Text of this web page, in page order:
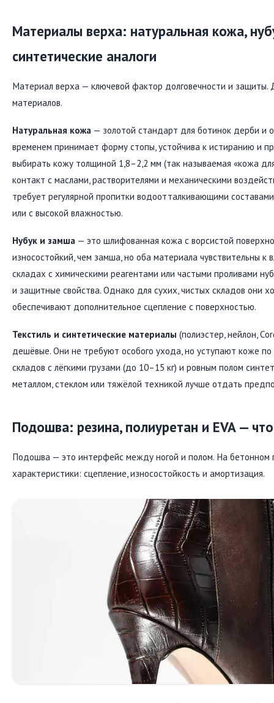
Материалы верха: натуральная кожа,
синтетические аналоги
Материал верха — ключевой фактор долговечности и защиты.
материалов.
Натуральная кожа — золотой стандарт для ботинок дерби и
временем принимает форму стопы, устойчива к истиранию и
выбирать кожу толщиной 1,8–2,2 мм (так называемая «кожа
контакт с маслами, растворителями и механическими
требует регулярной пропитки водоотталкивающими
или с высокой влажностью.
Нубук и замша — это шлифованная кожа с ворсистой
износостойкий, чем замша, но оба материала чувствительны к
складах с химическими реагентами или частыми проливами
и защитные свойства. Однако для сухих, чистых складов они
обеспечивают дополнительное сцепление с поверхностью.
Текстиль и синтетические материалы (полиэстер, нейлон,
дешёвые. Они не требуют особого ухода, но уступают коже
складов с лёгкими грузами (до 10–15 кг) и ровным полом
металлом, стеклом или тяжёлой техникой лучше отдать
Подошва: резина, полиуретан и EVA —
Подошва — это интерфейс между ногой и полом. На бетонном
характеристики: сцепление, износостойкость и амортизация.